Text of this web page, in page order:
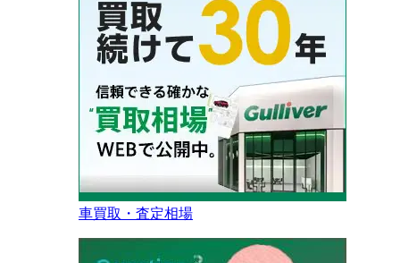
車買取・査定相場